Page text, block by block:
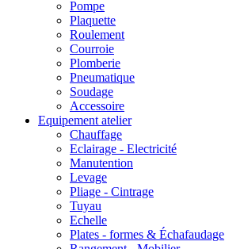
Pompe
Plaquette
Roulement
Courroie
Plomberie
Pneumatique
Soudage
Accessoire
Equipement atelier
Chauffage
Eclairage - Electricité
Manutention
Levage
Pliage - Cintrage
Tuyau
Echelle
Plates - formes & Échafaudage